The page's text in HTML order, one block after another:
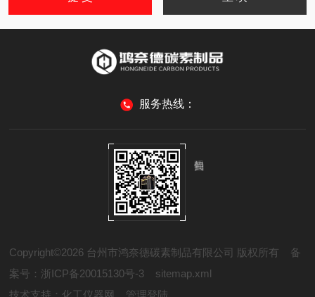
服务热线：
Copyright©2026 台州市鸿奈德碳素制品有限公司 版权所有 备
案号：浙ICP备20015130号-3
sitemap.xml
技术支持： 化工仪器网 管理登陆